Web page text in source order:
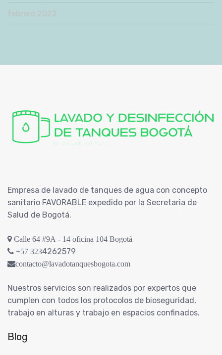
Empresa de lavado de tanques de agua con concepto
sanitario FAVORABLE expedido por la Secretaria de
Salud de Bogotá.
Calle 64 #9A - 14 oficina 104 Bogotá
+57 3234262579
contacto@lavadotanquesbogota.com
Nuestros servicios son realizados por expertos que
cumplen con todos los protocolos de bioseguridad,
trabajo en alturas y trabajo en espacios confinados.
Blog